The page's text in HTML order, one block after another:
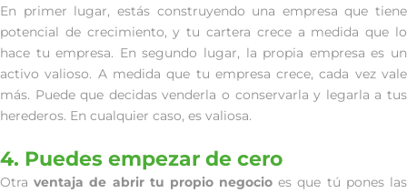
En primer lugar, estás construyendo una empresa que tiene
potencial de crecimiento, y tu cartera crece a medida que lo
hace tu empresa. En segundo lugar, la propia empresa es un
activo valioso. A medida que tu empresa crece, cada vez vale
más. Puede que decidas venderla o conservarla y legarla a tus
herederos. En cualquier caso, es valiosa.
4. Puedes empezar de cero
Otraventaja de abrir tu propio negocio es que tú pones las